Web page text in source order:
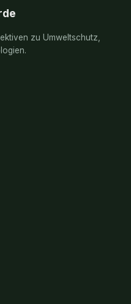
zu Umweltschutz,